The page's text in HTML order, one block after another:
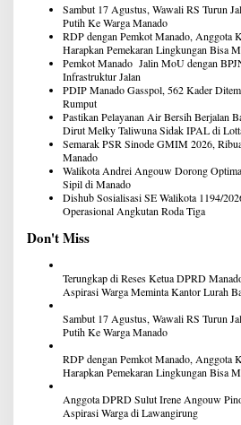
Sambut 17 Agustus, Wawali RS Turun
Putih Ke Warga Manado
RDP dengan Pemkot Manado, Anggota
Harapkan Pemekaran Lingkungan Bisa
Masyarakat
Pemkot Manado Jalin MoU dengan
Infrastruktur Jalan
PDIP Manado Gasspol, 562 Kader
Rumput
Pastikan Pelayanan Air Bersih Berjalan
Dirut Melky Taliwuna Sidak IPAL di
Semarak PSR Sinode GMIM 2026,
Manado
Walikota Andrei Angouw Dorong
Sipil di Manado
Dishub Sosialisasi SE Walikota 1194/
Operasional Angkutan Roda Tiga
Don't Miss
Terungkap di Reses Ketua DPRD
Aspirasi Warga Meminta Kantor Lurah
Sambut 17 Agustus, Wawali RS Turun
Putih Ke Warga Manado
RDP dengan Pemkot Manado, Anggota
Harapkan Pemekaran Lingkungan Bisa
Anggota DPRD Sulut Irene Angouw
Aspirasi Warga di Lawangirung